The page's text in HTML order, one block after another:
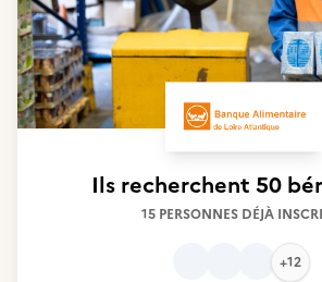
Ils recherchent 50
15 PERSONNES DÉJÀ
+12